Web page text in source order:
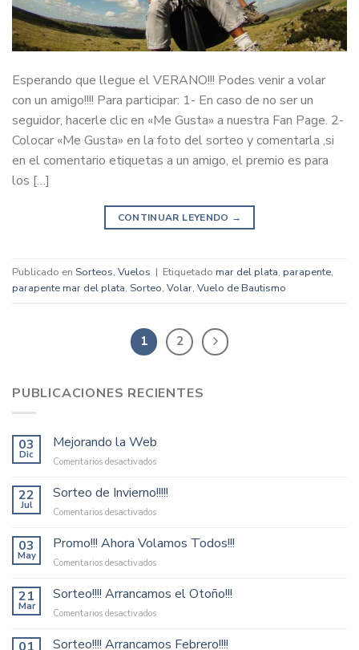
Esperando que llegue el VERANO!!! Podes venir a volar
con un amigo!!!! Para participar: 1- En caso de no ser un
seguidor, hacerle clic en «Me Gusta» a nuestra Fan Page. 2-
Colocar «Me Gusta» en la foto del sorteo y comentarla ,si
en el comentario etiquetas a un amigo, el premio es para
los […]
CONTINUAR LEYENDO →
Publicado en Sorteos, Vuelos | Etiquetado mar del plata, parapente,
parapente mar del plata, Sorteo, Volar, Vuelo de Bautismo
1 2
PUBLICACIONES RECIENTES
03
Dic
Mejorando la Web
Comentarios desactivadosen
la
22
Jul
Sorteo de Invierno!!!!!
Comentarios desactivadosen
de
03
May
Promo!!! Ahora Volamos Todos!!!
Comentarios desactivadosen
Ahora
Todos!!!
21
Mar
Sorteo!!!! Arrancamos el Otoño!!!
Comentarios desactivadosen
Arrancamos
Sorteo!!!! Arrancamos Febrero!!!!